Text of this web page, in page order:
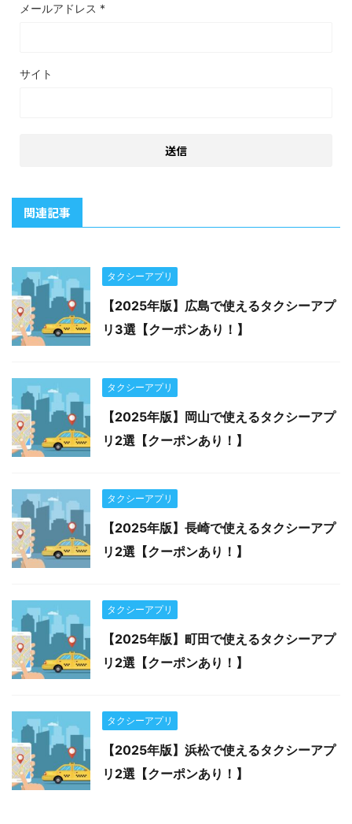
メールアドレス *
サイト
関連記事
タクシーアプリ
【2025年版】広島で使えるタクシーアプ
リ3選【クーポンあり！】
タクシーアプリ
【2025年版】岡山で使えるタクシーアプ
リ2選【クーポンあり！】
タクシーアプリ
【2025年版】長崎で使えるタクシーアプ
リ2選【クーポンあり！】
タクシーアプリ
【2025年版】町田で使えるタクシーアプ
リ2選【クーポンあり！】
タクシーアプリ
【2025年版】浜松で使えるタクシーアプ
リ2選【クーポンあり！】